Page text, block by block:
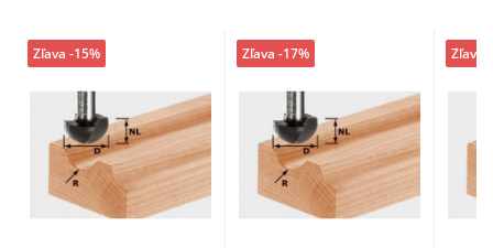
Zľava -15% Zľava -17% Zľava